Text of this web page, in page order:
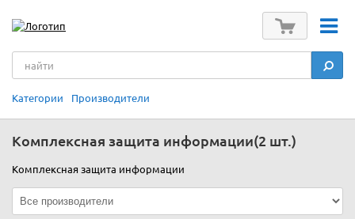
Категории Производители
Комплексная защита информации(2 шт.)
Комплексная защита информации